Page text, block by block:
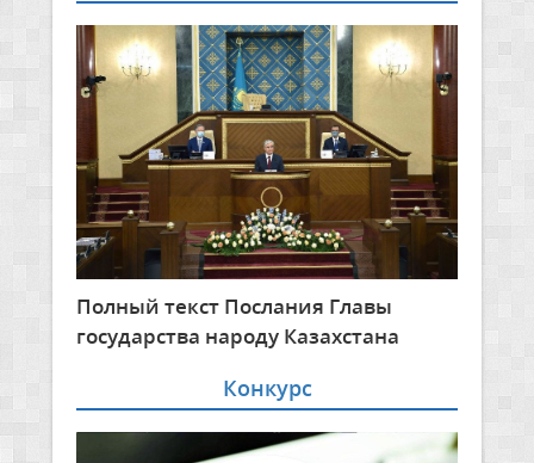
Полный текст Послания Главы
государства народу Казахстана
Конкурс